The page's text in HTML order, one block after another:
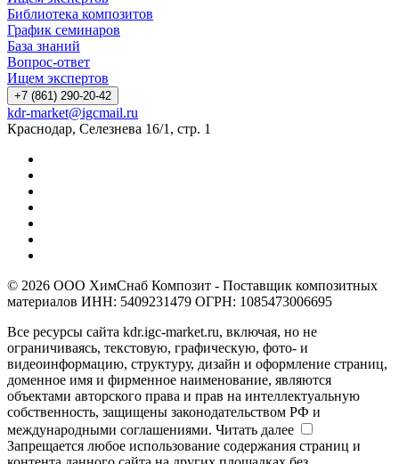
Библиотека композитов
График семинаров
База знаний
Вопрос-ответ
Ищем экспертов
+7 (861) 290-20-42
kdr-market@igcmail.ru
Краснодар, Селезнева 16/1, стр. 1
© 2026 ООО ХимСнаб Композит - Поставщик композитных
материалов ИНН: 5409231479 ОГРН: 1085473006695
Все ресурсы сайта kdr.igc-market.ru, включая, но не
ограничиваясь, текстовую, графическую, фото- и
видеоинформацию, структуру, дизайн и оформление страниц,
доменное имя и фирменное наименование, являются
объектами авторского права и прав на интеллектуальную
собственность, защищены законодательством РФ и
международными соглашениями. Читать далее
Запрещается любое использование содержания страниц и